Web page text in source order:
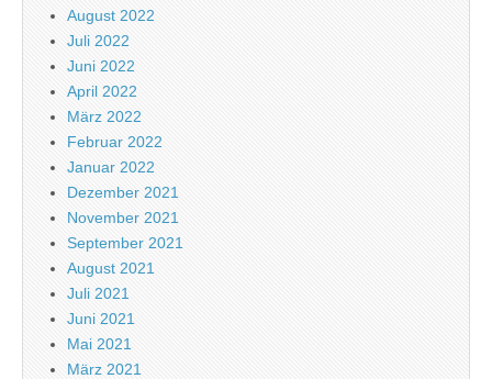
August 2022
Juli 2022
Juni 2022
April 2022
März 2022
Februar 2022
Januar 2022
Dezember 2021
November 2021
September 2021
August 2021
Juli 2021
Juni 2021
Mai 2021
März 2021